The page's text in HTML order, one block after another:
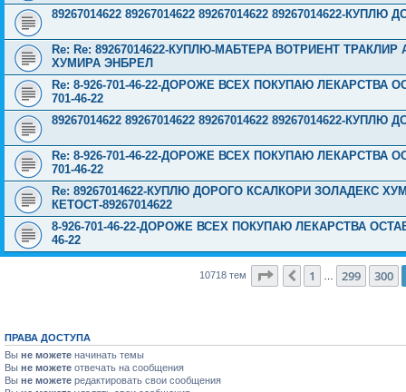
89267014622 89267014622 89267014622 89267014622-
Re: Re: 89267014622-КУПЛЮ-МАБТЕРА ВОТРИЕНТ
ХУМИРА ЭНБРЕЛ
Re: 8-926-701-46-22-ДОРОЖЕ ВСЕХ ПОКУПАЮ
701-46-22
89267014622 89267014622 89267014622 89267014622-
Re: 8-926-701-46-22-ДОРОЖЕ ВСЕХ ПОКУПАЮ
701-46-22
Re: 89267014622-КУПЛЮ ДОРОГО КСАЛКОРИ ЗОЛАДЕКС
КЕТОСТ-89267014622
8-926-701-46-22-ДОРОЖЕ ВСЕХ ПОКУПАЮ ЛЕКАРСТВА
46-22
10718 тем Страница 301из 429
Пред.
1 299 300
ПРАВА ДОСТУПА
Вы не можете начинать темы
Вы не можете отвечать на сообщения
Вы не можете редактировать свои сообщения